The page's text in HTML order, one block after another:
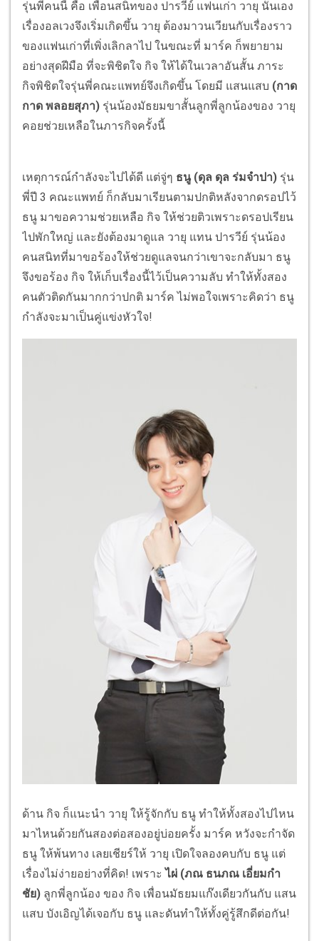
รุ่นพี่คนนี้ คือ เพื่อนสนิทของ ปารวีย์ แฟนเก่า วายุ นั่นเอง
เรื่องอลเวงจึงเริ่มเกิดขึ้น วายุ ต้องมาวนเวียนกับเรื่องราว
ของแฟนเก่าที่เพิ่งเลิกลาไป ในขณะที่ มาร์ค ก็พยายาม
อย่างสุดฝีมือ ที่จะพิชิตใจ กิจ ให้ได้ในเวลาอันสั้น ภาระ
กิจพิชิตใจรุ่นพี่คณะแพทย์จึงเกิดขึ้น โดยมี แสนแสบ (กาด
กาด พลอยสุภา) รุ่นน้องมัธยมขาสั้นลูกพี่ลูกน้องของ วายุ
คอยช่วยเหลือในภารกิจครั้งนี้
เหตุการณ์กำลังจะไปได้ดี แต่จู่ๆ ธนู (ดุล ดุล ร่มจำปา) รุ่น
พี่ปี 3 คณะแพทย์ ก็กลับมาเรียนตามปกติหลังจากดรอปไว้
ธนู มาขอความช่วยเหลือ กิจ ให้ช่วยติวเพราะดรอปเรียน
ไปพักใหญ่ และยังต้องมาดูแล วายุ แทน ปารวีย์ รุ่นน้อง
คนสนิทที่มาขอร้องให้ช่วยดูแลจนกว่าเขาจะกลับมา ธนู
จึงขอร้อง กิจ ให้เก็บเรื่องนี้ไว้เป็นความลับ ทำให้ทั้งสอง
คนตัวติดกันมากกว่าปกติ มาร์ค ไม่พอใจเพราะคิดว่า ธนู
กำลังจะมาเป็นคู่แข่งหัวใจ!
ด้าน กิจ ก็แนะนำ วายุ ให้รู้จักกับ ธนู ทำให้ทั้งสองไปไหน
มาไหนด้วยกันสองต่อสองอยู่บ่อยครั้ง มาร์ค หวังจะกำจัด
ธนู ให้พ้นทาง เลยเชียร์ให้ วายุ เปิดใจลองคบกับ ธนู แต่
เรื่องไม่ง่ายอย่างที่คิด! เพราะไผ่ (ภณ ธนภณ เอี่ยมกำ
ชัย) ลูกพี่ลูกน้อง ของ กิจ เพื่อนมัธยมแก๊งเดียวกันกับ แสน
แสบ บังเอิญได้เจอกับ ธนู และดันทำให้ทั้งคู่รู้สึกดีต่อกัน!